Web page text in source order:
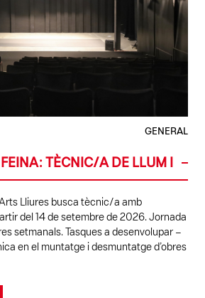
GENERAL
TÈCNIC/A DE LLUM I
Lliures busca tècnic/a amb
del 14 de setembre de 2026. Jornada
setmanals. Tasques a desenvolupar –
en el muntatge i desmuntatge d’obres